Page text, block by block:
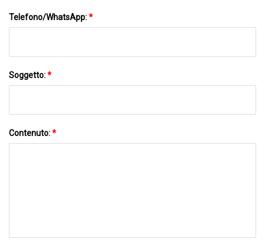
Telefono/WhatsApp:*
Soggetto:*
Contenuto:*